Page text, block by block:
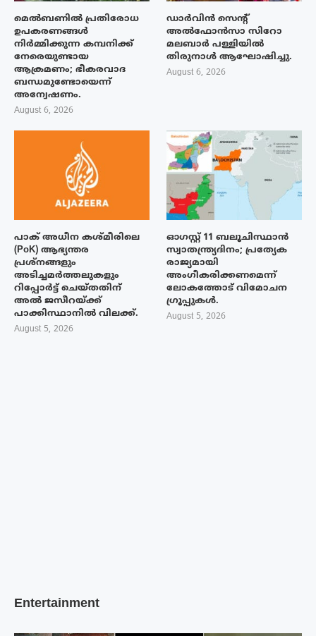
മെൽബണിൽ പ്രതിരോധ
ഉപകരണങ്ങൾ
നിർമ്മിക്കുന്ന കമ്പനിക്ക്
നേരെയുണ്ടായ
ആക്രമണം; ഭീകരവാദ
ബന്ധമുണ്ടോയെന്ന്
അന്വേഷണം.
August 6, 2026
ഡാർവിൻ സെന്റ്
അൽഫോൻസാ സിറോ
മലബാർ പള്ളിയിൽ
തിരുനാൾ ആഘോഷിച്ചു.
August 6, 2026
പാക് അധീന കശ്മീരിലെ
(PoK) ആഭ്യന്തര
പ്രശ്നങ്ങളും
അടിച്ചമർത്തലുകളും
റിപ്പോർട്ട് ചെയ്തതിന്
അൽ ജസീറയ്‌ക്ക്
പാക്കിസ്ഥാനിൽ വിലക്ക്.
August 5, 2026
ഓഗസ്റ്റ് 11 ബലൂചിസ്ഥാൻ
സ്വാതന്ത്ര്യദിനം; പ്രത്യേക
രാജ്യമായി
അംഗീകരിക്കണമെന്ന്
ലോകത്തോട് വിമോചന
ഗ്രൂപ്പുകൾ.
August 5, 2026
Entertainment